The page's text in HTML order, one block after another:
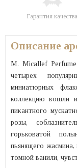
Гарантия качества
Описание
M. Micallef
четырех
миниатюрных
коллекцию вошли
пикантного
розы,
горьковатой
пьянящего
томной ванили,